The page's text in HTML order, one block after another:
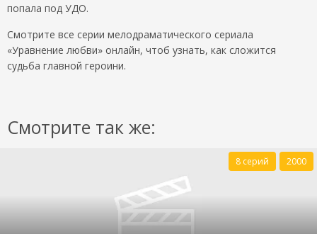
попала под УДО.
Смотрите все серии мелодраматического сериала
«Уравнение любви» онлайн, чтоб узнать, как сложится
судьба главной героини.
Смотрите так же:
8 серий 2000